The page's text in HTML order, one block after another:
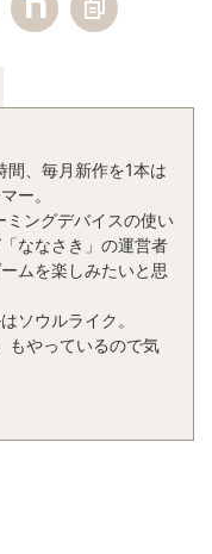
、毎月新作を1本は
ー。
ミングデバイスの使い
ななさき」の運営者
ムを楽しみたいと思
ソウルライク。
やっているので気